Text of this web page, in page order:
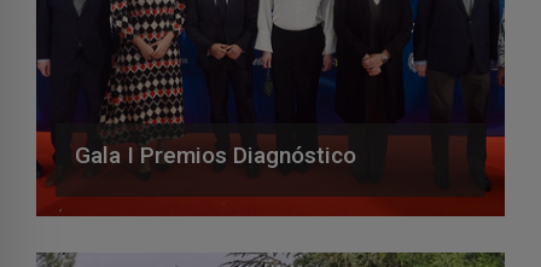
Gala I Premios Diagnóstico